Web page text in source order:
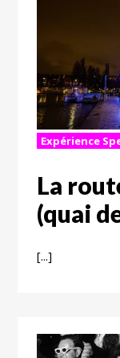
Expérience
La
(quai
[...]